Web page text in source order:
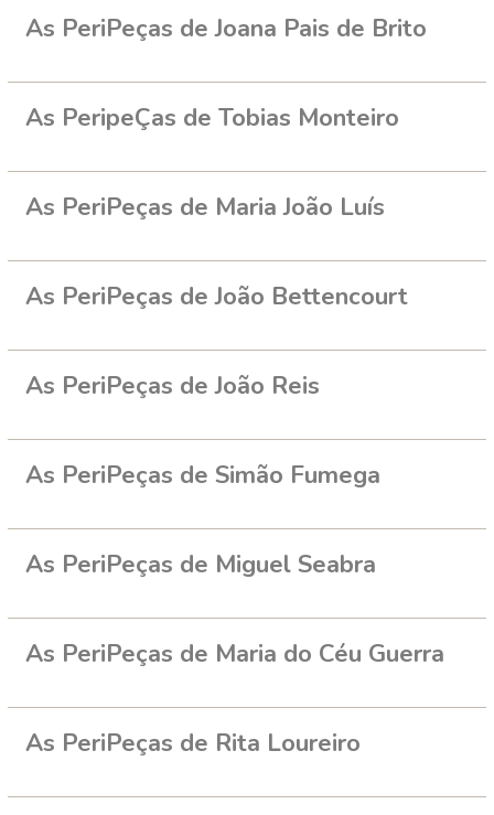
As PeriPeças de Joana Pais de Brito
As PeripeÇas de Tobias Monteiro
As PeriPeças de Maria João Luís
As PeriPeças de João Bettencourt
As PeriPeças de João Reis
As PeriPeças de Simão Fumega
As PeriPeças de Miguel Seabra
As PeriPeças de Maria do Céu Guerra
As PeriPeças de Rita Loureiro